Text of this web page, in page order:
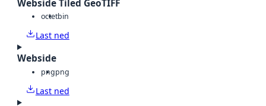
Webside Tiled GeoTIFF
octetbin
Last ned
Webside
pngpng
Last ned